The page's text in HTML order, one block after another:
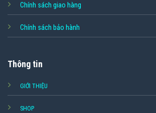
Chính sách giao hàng
Chính sách bảo hành
Thông tin
GIỚI THIỆU
SHOP